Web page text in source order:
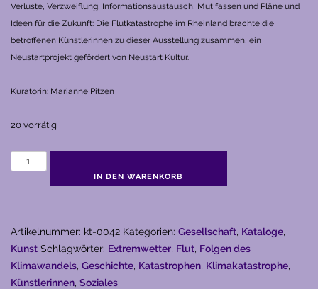
Verluste, Verzweiflung, Informationsaustausch, Mut fassen und Pläne und
Ideen für die Zukunft: Die Flutkatastrophe im Rheinland brachte die
betroffenen Künstlerinnen zu dieser Ausstellung zusammen, ein
Neustartprojekt gefördert von Neustart Kultur.
Kuratorin: Marianne Pitzen
20 vorrätig
im
Katastrophengebiet
(2021)
Menge
IN DEN WARENKORB
Artikelnummer: kt-0042 Kategorien: Gesellschaft, Kataloge,
Kunst Schlagwörter: Extremwetter, Flut, Folgen des
Klimawandels, Geschichte, Katastrophen, Klimakatastrophe,
Künstlerinnen, Soziales